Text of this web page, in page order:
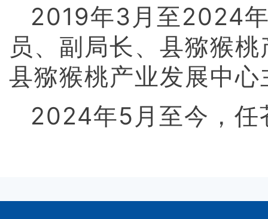
2019年3月至2024
员、副局长、县猕猴
县猕猴桃产业发展中心
2024年5月至今，任